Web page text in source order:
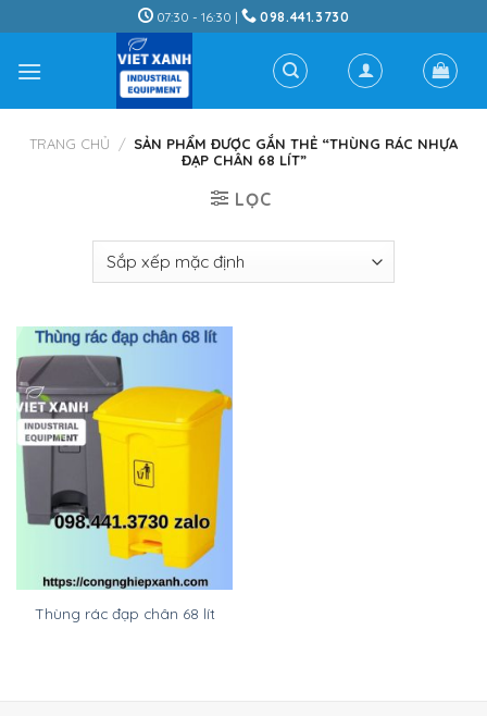
to
content
07:30 - 16:30 | 098.441.3730
TRANG CHỦ / SẢN PHẨM ĐƯỢC GẮN THẺ “THÙNG RÁC NHỰA
ĐẠP CHÂN 68 LÍT”
LỌC
Thùng rác đạp chân 68 lít